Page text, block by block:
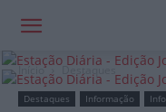
Início Destaques
Destaques Informação